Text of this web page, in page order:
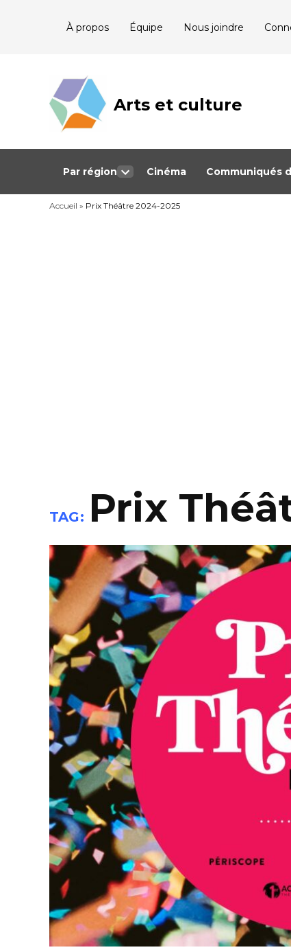
À propos Équipe Nous joindre
Arts et culture
Journalisme
Québec
Par région
dropdown
menu
Cinéma Communiqués
Accueil » Prix Théâtre 2024-2025
TAG: Prix